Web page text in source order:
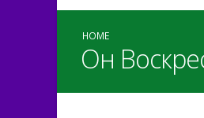
HOME
Он